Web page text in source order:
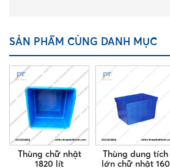
SẢN PHẨM CÙNG DANH MỤC
Thùng chữ nhật
1820 lít
Thùng dung tích
lớn chữ nhật 160